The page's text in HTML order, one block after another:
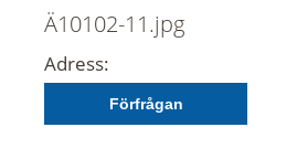
Ä10102-11.jpg
Adress:
Förfrågan